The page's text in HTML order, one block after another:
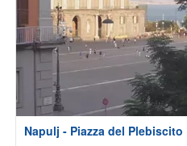
Napulj - Piazza del Plebiscito